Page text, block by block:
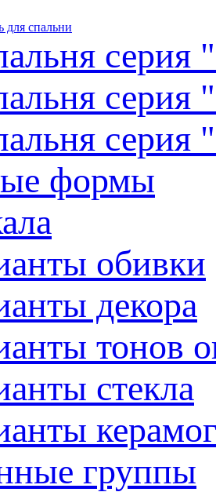
для спальни
серия
серия
серия
формы
обивки
декора
тонов
стекла
группы